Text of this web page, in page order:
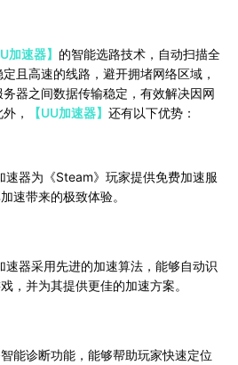
加速器】 的智能选路技术，自动扫描全
且高速的线路，避开拥堵网络区域，
器之间数据传输稳定，有效解决因网
，
【UU加速器】 还有以下优势：
速器为《Steam》玩家提供免费加速服
速带来的极致体验。
速器采用先进的加速算法，能够自动识
，并为其提供更佳的加速方案。
能诊断功能，能够帮助玩家快速定位